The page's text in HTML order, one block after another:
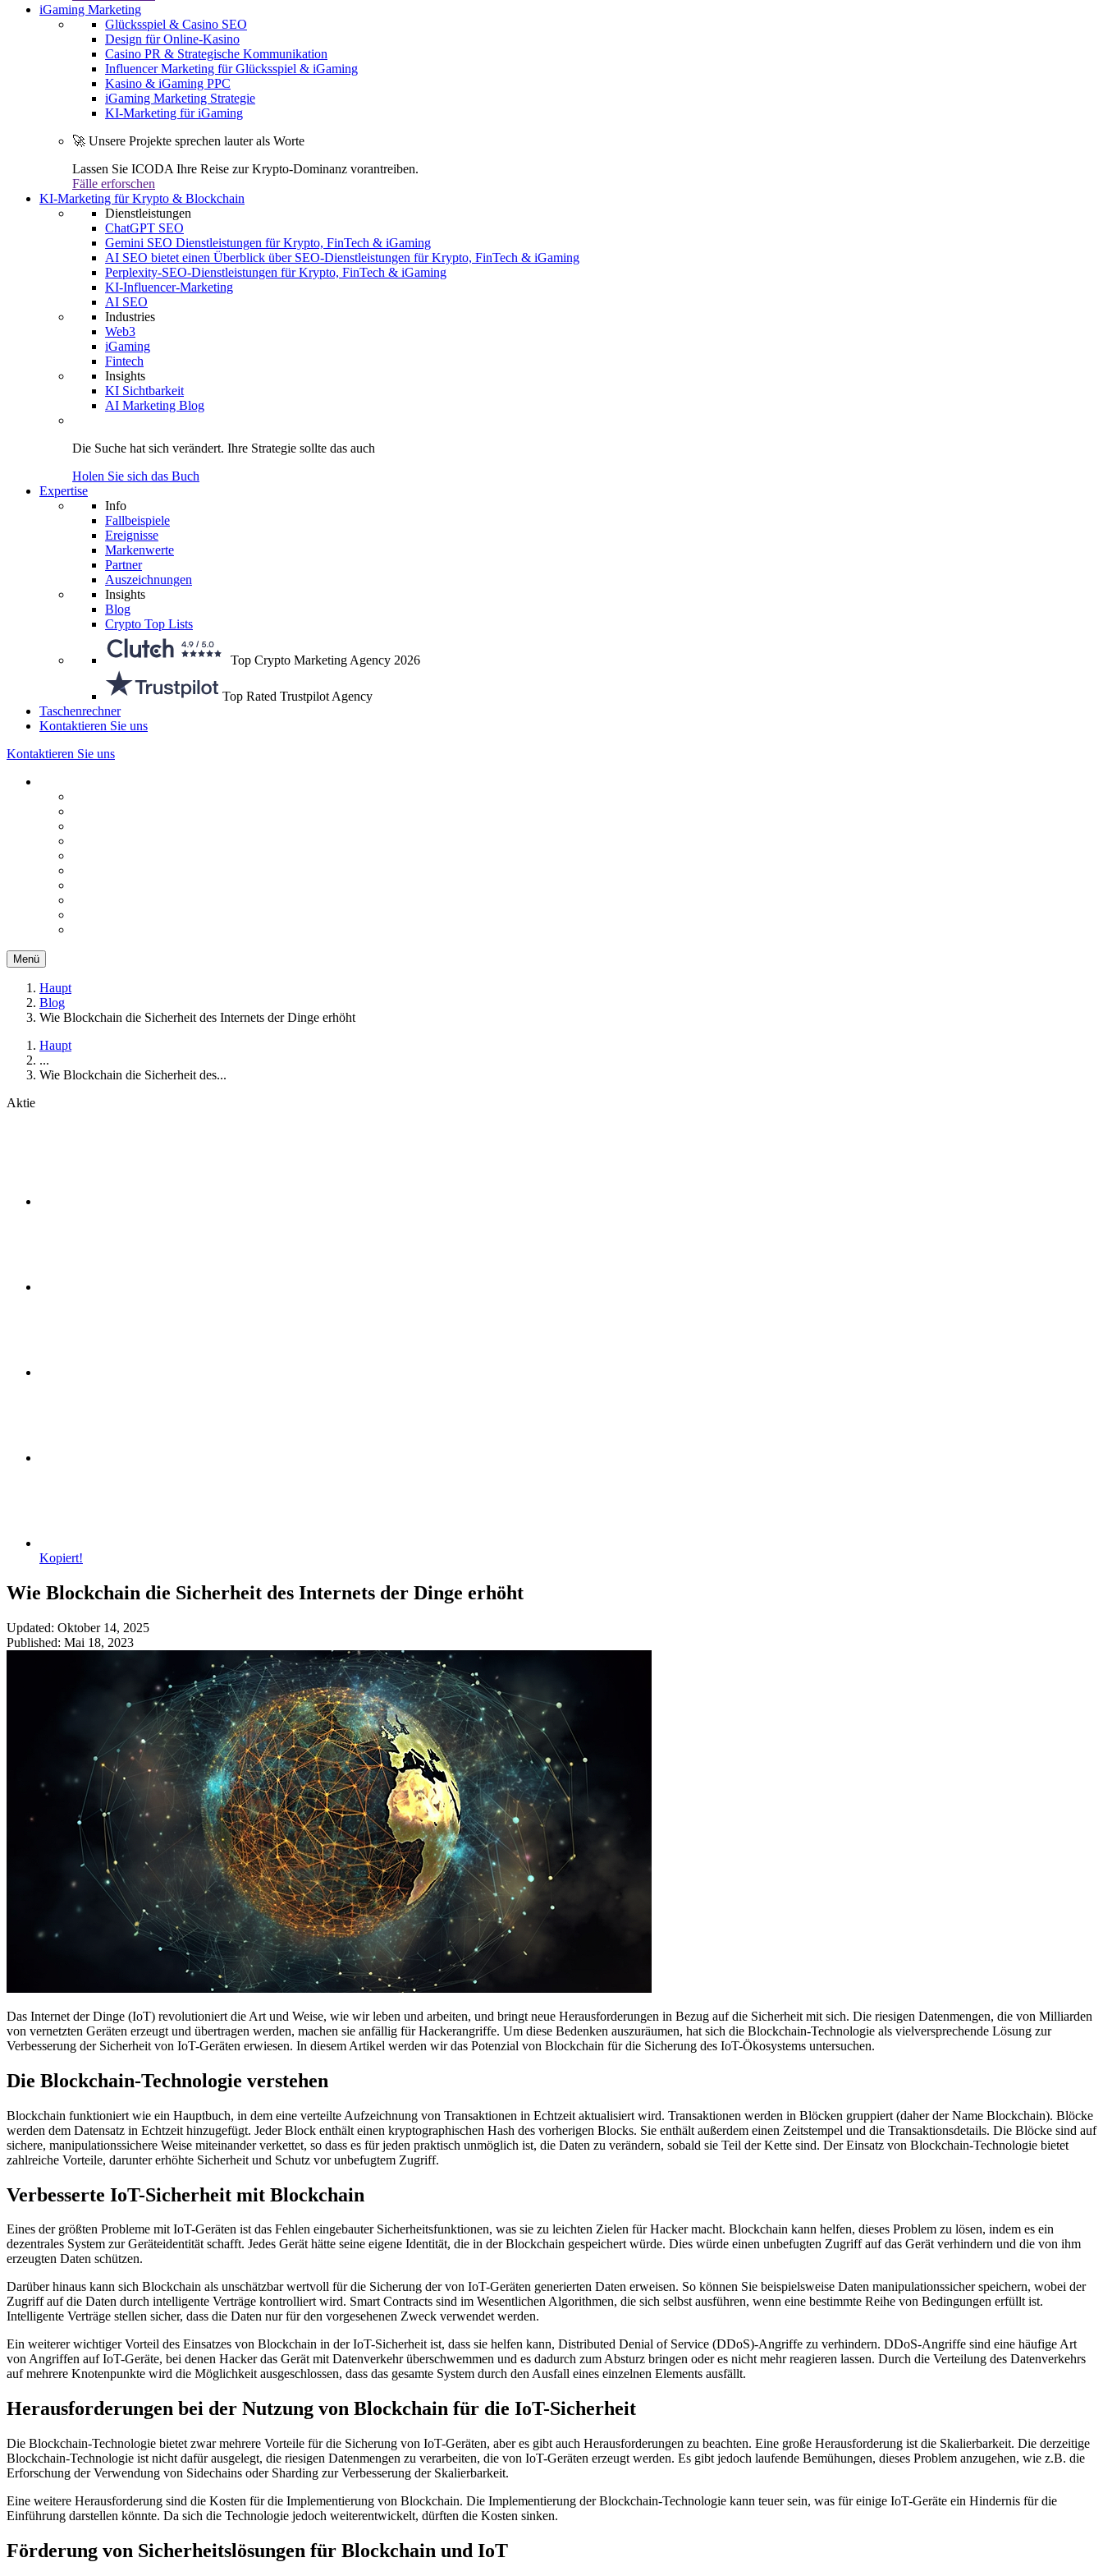
iGaming Marketing
Glücksspiel & Casino SEO
Design für Online-Kasino
Casino PR & Strategische Kommunikation
Influencer Marketing für Glücksspiel & iGaming
Kasino & iGaming PPC
iGaming Marketing Strategie
KI-Marketing für iGaming
🚀 Unsere Projekte sprechen lauter als Worte
Lassen Sie ICODA Ihre Reise zur Krypto-Dominanz vorantreiben.
Fälle erforschen
KI-Marketing für Krypto & Blockchain
Dienstleistungen
ChatGPT SEO
Gemini SEO Dienstleistungen für Krypto, FinTech & iGaming
AI SEO bietet einen Überblick über SEO-Dienstleistungen für Krypto, FinTech & iGaming
Perplexity-SEO-Dienstleistungen für Krypto, FinTech & iGaming
KI-Influencer-Marketing
AI SEO
Industries
Web3
iGaming
Fintech
Insights
KI Sichtbarkeit
AI Marketing Blog
Die Suche hat sich verändert. Ihre Strategie sollte das auch
Holen Sie sich das Buch
Expertise
Info
Fallbeispiele
Ereignisse
Markenwerte
Partner
Auszeichnungen
Insights
Blog
Crypto Top Lists
Top Crypto Marketing Agency 2026
Top Rated Trustpilot Agency
Taschenrechner
Kontaktieren Sie uns
Kontaktieren Sie uns
Menü
Haupt
Blog
Wie Blockchain die Sicherheit des Internets der Dinge erhöht
Haupt
...
Wie Blockchain die Sicherheit des...
Aktie
Kopiert!
Wie Blockchain die Sicherheit des Internets der Dinge erhöht
Updated: Oktober 14, 2025
Published: Mai 18, 2023
Das Internet der Dinge (IoT) revolutioniert die Art und Weise, wie wir leben und arbeiten, und bringt neue Herausforderungen in Bezug auf die Sicherheit mit sich. Die riesigen Datenmengen, die von Milliarden
von vernetzten Geräten erzeugt und übertragen werden, machen sie anfällig für Hackerangriffe. Um diese Bedenken auszuräumen, hat sich die Blockchain-Technologie als vielversprechende Lösung zur
Verbesserung der Sicherheit von IoT-Geräten erwiesen. In diesem Artikel werden wir das Potenzial von Blockchain für die Sicherung des IoT-Ökosystems untersuchen.
Die Blockchain-Technologie verstehen
Blockchain funktioniert wie ein Hauptbuch, in dem eine verteilte Aufzeichnung von Transaktionen in Echtzeit aktualisiert wird. Transaktionen werden in Blöcken gruppiert (daher der Name Blockchain). Blöcke
werden dem Datensatz in Echtzeit hinzugefügt. Jeder Block enthält einen kryptographischen Hash des vorherigen Blocks. Sie enthält außerdem einen Zeitstempel und die Transaktionsdetails. Die Blöcke sind auf
sichere, manipulationssichere Weise miteinander verkettet, so dass es für jeden praktisch unmöglich ist, die Daten zu verändern, sobald sie Teil der Kette sind. Der Einsatz von Blockchain-Technologie bietet
zahlreiche Vorteile, darunter erhöhte Sicherheit und Schutz vor unbefugtem Zugriff.
Verbesserte IoT-Sicherheit mit Blockchain
Eines der größten Probleme mit IoT-Geräten ist das Fehlen eingebauter Sicherheitsfunktionen, was sie zu leichten Zielen für Hacker macht. Blockchain kann helfen, dieses Problem zu lösen, indem es ein
dezentrales System zur Geräteidentität schafft. Jedes Gerät hätte seine eigene Identität, die in der Blockchain gespeichert würde. Dies würde einen unbefugten Zugriff auf das Gerät verhindern und die von ihm
erzeugten Daten schützen.
Darüber hinaus kann sich Blockchain als unschätzbar wertvoll für die Sicherung der von IoT-Geräten generierten Daten erweisen. So können Sie beispielsweise Daten manipulationssicher speichern, wobei der
Zugriff auf die Daten durch intelligente Verträge kontrolliert wird. Smart Contracts sind im Wesentlichen Algorithmen, die sich selbst ausführen, wenn eine bestimmte Reihe von Bedingungen erfüllt ist.
Intelligente Verträge stellen sicher, dass die Daten nur für den vorgesehenen Zweck verwendet werden.
Ein weiterer wichtiger Vorteil des Einsatzes von Blockchain in der IoT-Sicherheit ist, dass sie helfen kann, Distributed Denial of Service (DDoS)-Angriffe zu verhindern. DDoS-Angriffe sind eine häufige Art
von Angriffen auf IoT-Geräte, bei denen Hacker das Gerät mit Datenverkehr überschwemmen und es dadurch zum Absturz bringen oder es nicht mehr reagieren lassen. Durch die Verteilung des Datenverkehrs
auf mehrere Knotenpunkte wird die Möglichkeit ausgeschlossen, dass das gesamte System durch den Ausfall eines einzelnen Elements ausfällt.
Herausforderungen bei der Nutzung von Blockchain für die IoT-Sicherheit
Die Blockchain-Technologie bietet zwar mehrere Vorteile für die Sicherung von IoT-Geräten, aber es gibt auch Herausforderungen zu beachten. Eine große Herausforderung ist die Skalierbarkeit. Die derzeitige
Blockchain-Technologie ist nicht dafür ausgelegt, die riesigen Datenmengen zu verarbeiten, die von IoT-Geräten erzeugt werden. Es gibt jedoch laufende Bemühungen, dieses Problem anzugehen, wie z.B. die
Erforschung der Verwendung von Sidechains oder Sharding zur Verbesserung der Skalierbarkeit.
Eine weitere Herausforderung sind die Kosten für die Implementierung von Blockchain. Die Implementierung der Blockchain-Technologie kann teuer sein, was für einige IoT-Geräte ein Hindernis für die
Einführung darstellen könnte. Da sich die Technologie jedoch weiterentwickelt, dürften die Kosten sinken.
Förderung von Sicherheitslösungen für Blockchain und IoT